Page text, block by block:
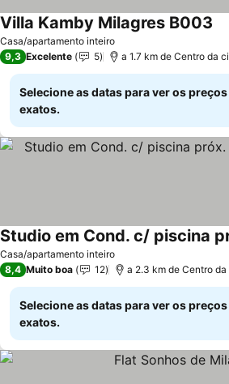
Casa/apartamento inteiro
Villa Kamby Milagres B003
9,3 Excelente 5 a 1.7 km de Centro da
Selecione as datas para ver os preços
exatos.
Casa/apartamento inteiro
Ver preços
8,4 Muito boa 12 a 2.3 km de Centro
Selecione as datas para ver os preços
exatos.